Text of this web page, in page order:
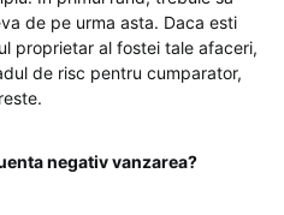
de pe urma asta. Daca esti
proprietar al fostei tale afaceri,
de risc pentru cumparator,
negativ vanzarea?